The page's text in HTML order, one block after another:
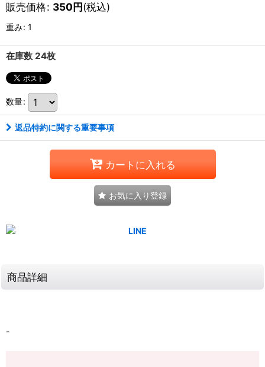
販売価格: 350円(税込)
重み: 1
在庫数 24枚
数量:
返品特約に関する重要事項
カートに入れる
お気に入り登録
商品詳細
-